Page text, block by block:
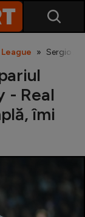
Sergio
- Real
îmi